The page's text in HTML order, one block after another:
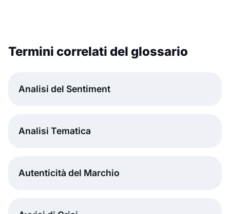
Termini correlati del glossario
Analisi del Sentiment
Analisi Tematica
Autenticità del Marchio